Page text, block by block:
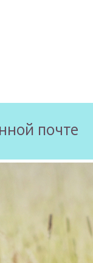
почте